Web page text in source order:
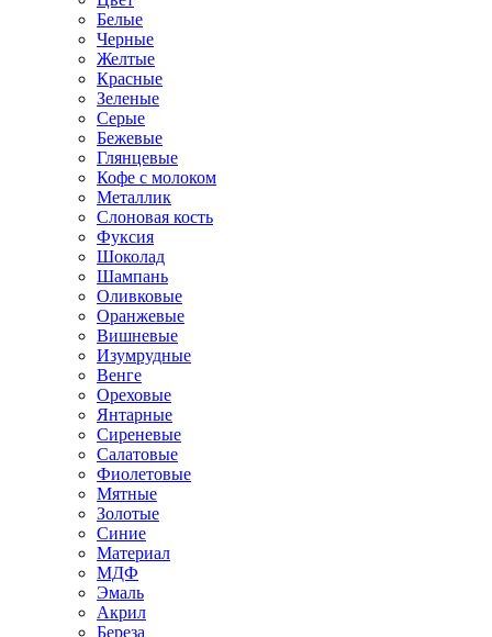
Белые
Черные
Желтые
Красные
Зеленые
Серые
Бежевые
Глянцевые
Кофе с молоком
Металлик
Слоновая кость
Фуксия
Шоколад
Шампань
Оливковые
Оранжевые
Вишневые
Изумрудные
Венге
Ореховые
Янтарные
Сиреневые
Салатовые
Фиолетовые
Мятные
Золотые
Синие
Материал
МДФ
Эмаль
Акрил
Береза